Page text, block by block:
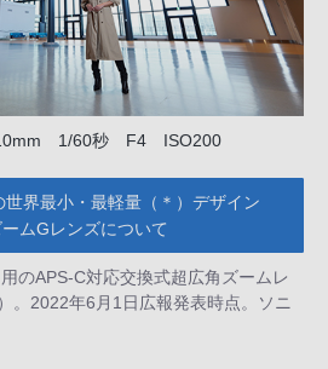
1/60秒 F4 ISO200
界最小・最軽量（＊）デザイン
ムGレンズについて
のAPS-C対応交換式超広角ズームレ
。2022年6月1日広報発表時点。ソニ